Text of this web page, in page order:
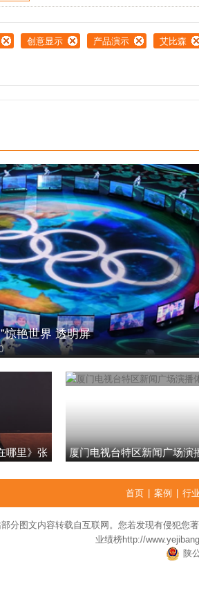
创意显示 产品演示 艾比森
惊艳世界 透明屏
哪里》张
厦门电视台特区新闻广场演
首页 案例 行
分图文内容转载自互联网。您若发现有侵犯您
业绩榜http://
陕